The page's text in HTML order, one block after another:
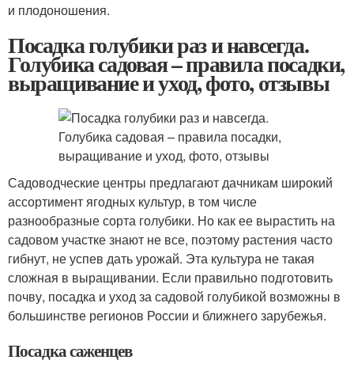
и плодоношения.
Посадка голубики раз и навсегда.
Голубика садовая – правила посадки,
выращивание и уход, фото, отзывы
Садоводческие центры предлагают дачникам широкий
ассортимент ягодных культур, в том числе
разнообразные сорта голубики. Но как ее вырастить на
садовом участке знают не все, поэтому растения часто
гибнут, не успев дать урожай. Эта культура не такая
сложная в выращивании. Если правильно подготовить
почву, посадка и уход за садовой голубикой возможны в
большинстве регионов России и ближнего зарубежья.
Посадка саженцев